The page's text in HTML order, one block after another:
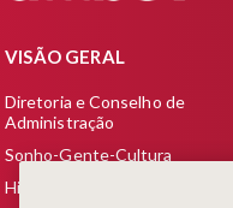
VISÃO GERAL
Diretoria e Conselho de
Administração
Sonho-Gente-Cultura
Histórico